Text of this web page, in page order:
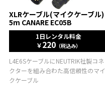
XLRケーブル(マイクケーブル)
5m CANARE EC05B
1日レンタル料金
￥220 （税込み）
L4E6SケーブルにNEUTRIK社製コネ
クターを組み合わた高信頼性のマイ
クケーブル